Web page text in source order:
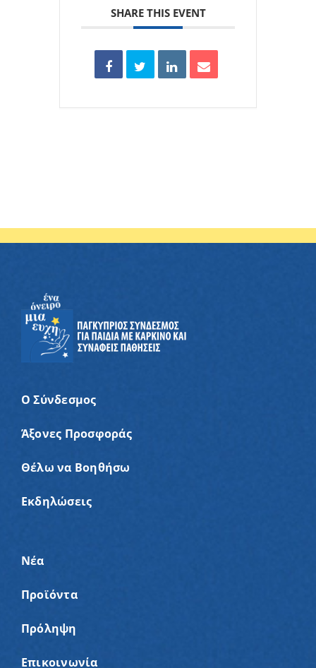
SHARE THIS EVENT
Ο Σύνδεσμος
Άξονες Προσφοράς
Θέλω να Βοηθήσω
Εκδηλώσεις
Νέα
Προϊόντα
Πρόληψη
Επικοινωνία